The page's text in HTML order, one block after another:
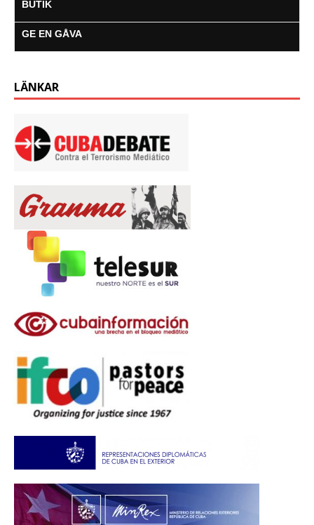
BUTIK
GE EN GÅVA
LÄNKAR